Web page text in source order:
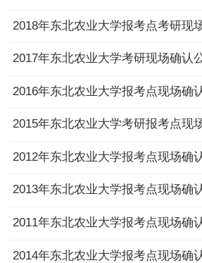
2018年东北农业大学报考点考研现
2017年东北农业大学考研现场确认
2016年东北农业大学报考点现场确
2012年东北农业大学报考点现场确
2013年东北农业大学报考点现场确
2011年东北农业大学报考点现场确
2014年东北农业大学报考点现场确